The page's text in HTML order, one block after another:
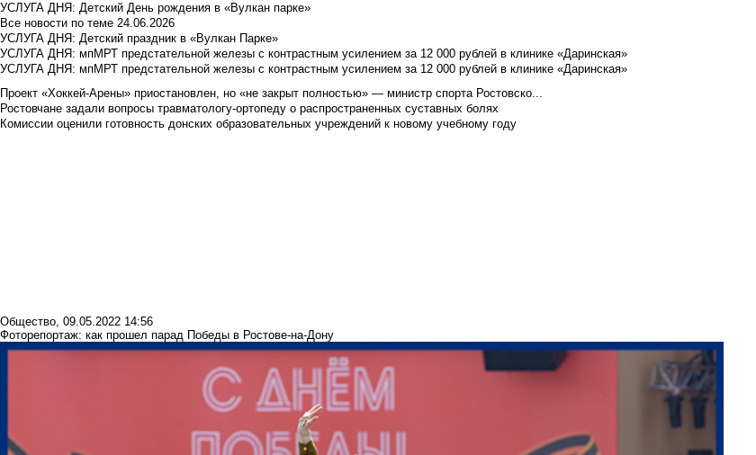
УСЛУГА ДНЯ: Детский День рождения в «Вулкан парке»
Все новости по теме 24.06.2026
УСЛУГА ДНЯ: Детский праздник в «Вулкан Парке»
УСЛУГА ДНЯ: мпМРТ предстательной железы с контрастным усилением за 12 000 рублей в клинике «Даринская»
УСЛУГА ДНЯ: мпМРТ предстательной железы с контрастным усилением за 12 000 рублей в клинике «Даринская»
Проект «Хоккей-Арены» приостановлен, но «не закрыт полностью» — министр спорта Ростовско...
Ростовчане задали вопросы травматологу-ортопеду о распространенных суставных болях
Комиссии оценили готовность донских образовательных учреждений к новому учебному году
Общество, 09.05.2022 14:56
Фоторепортаж: как прошел парад Победы в Ростове-на-Дону